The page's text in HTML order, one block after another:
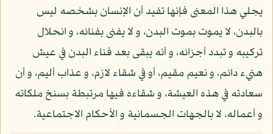
يجلي هذا المعنى فإنها تفيد أن الإنسان بشخصه ليس
بالبدن، لا يموت بموت البدن، و لا يفنى بفنائه، و انحلال
تركيبه و تبدد أجزائه، و أنه يبقى بعد فناء البدن في عيش
هنيء دائم، و نعيم مقيم، أو في شقاء لازم، و عذاب أليم، و أن
سعادته في هذه العيشة، و شقاءه فيها مرتبطة بسنخ ملكاته
و أعماله، لا بالجهات الجسمانية و الأحكام الاجتماعية.